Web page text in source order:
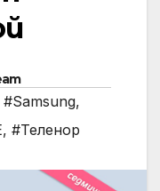
#Samsung,
, #Теленор